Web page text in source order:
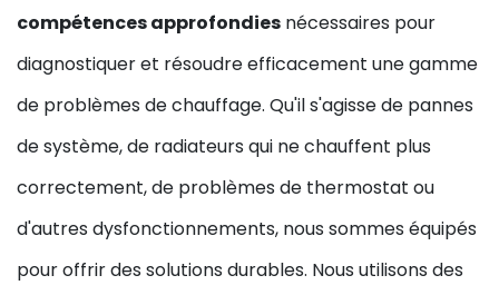
compétences approfondies nécessaires pour
diagnostiquer et résoudre efficacement une gamme
de problèmes de chauffage. Qu'il s'agisse de pannes
de système, de radiateurs qui ne chauffent plus
correctement, de problèmes de thermostat ou
d'autres dysfonctionnements, nous sommes équipés
pour offrir des solutions durables. Nous utilisons des